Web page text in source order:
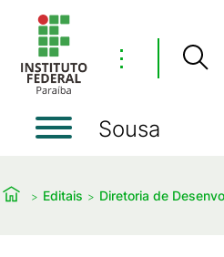
⋮
Sousa
Editais Diretoria de